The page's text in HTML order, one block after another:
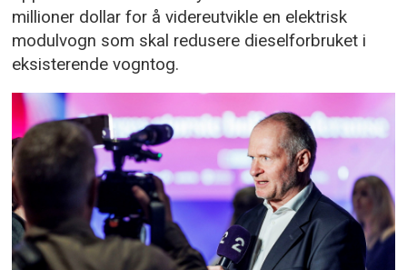
millioner dollar for å videreutvikle en elektrisk
modulvogn som skal redusere dieselforbruket i
eksisterende vogntog.